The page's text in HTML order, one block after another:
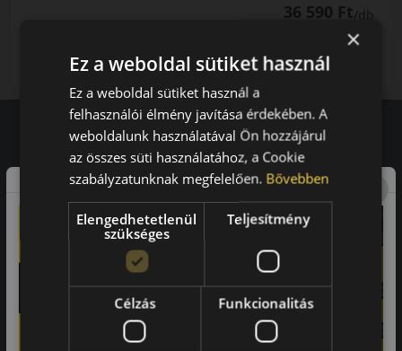
36 590 Ft/db
Kuponkód másolása
db KOSÁRBA
Vásárlói vélemények
97.76%
a vásárlók közül ajánlaná ismerősének ezt a boltot.
21659
vélemény alapján
×
Ez a weboldal sütiket használ
Ez a weboldal sütiket használ a
felhasználói élmény javítása érdekében. A
weboldalunk használatával Ön hozzájárul
az összes süti használatához, a Cookie
szabályzatunknak megfelelően. Bővebben
Elengedhetetlenül
szükséges
Teljesítmény
Célzás Funkcionalitás